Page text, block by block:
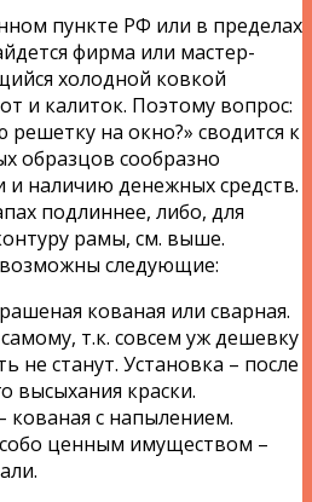
пункте РФ или в пределах
фирма или мастер-
холодной ковкой
и калиток. Поэтому вопрос:
решетку на окно?» сводится к
образцов сообразно
и наличию денежных средств.
подлиннее, либо, для
рамы, см. выше.
следующие:
кованая или сварная.
т.к. совсем уж дешевку
не станут. Установка – после
высыхания краски.
кованая с напылением.
ценным имуществом –